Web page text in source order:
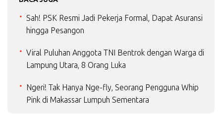
Sah! PSK Resmi Jadi Pekerja Formal, Dapat Asuransi
hingga Pesangon
Viral Puluhan Anggota TNI Bentrok dengan Warga di
Lampung Utara, 8 Orang Luka
Ngeri! Tak Hanya Nge-fly, Seorang Pengguna Whip
Pink di Makassar Lumpuh Sementara